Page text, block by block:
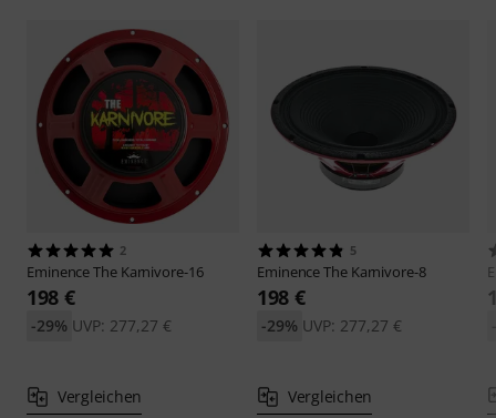
2
EminenceThe Karnivore-16
198 €
UVP: 277,27 €
-29%
Vergleichen
5
EminenceThe Karnivore-8
198 €
UVP: 277,27 €
-29%
Vergleichen